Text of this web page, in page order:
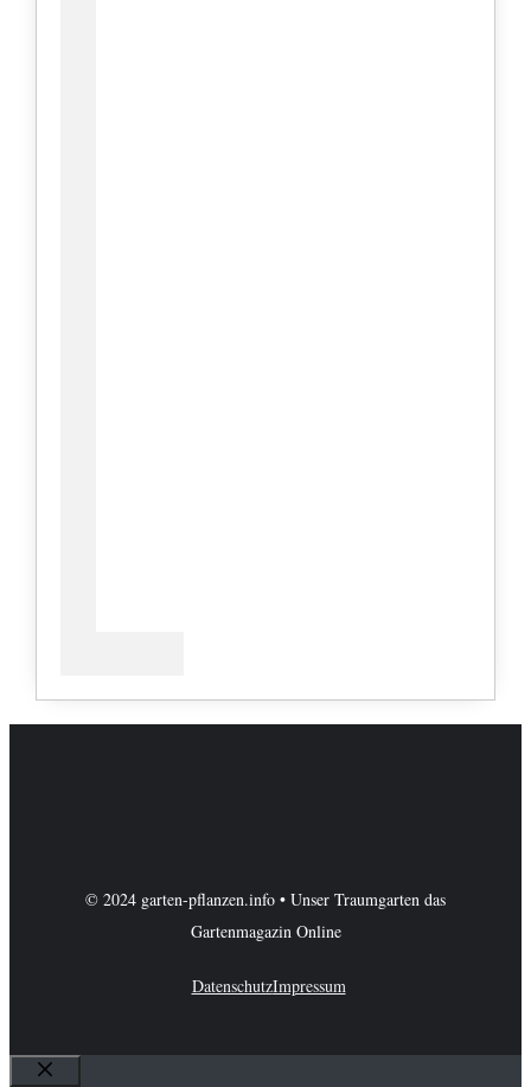
© 2024 garten-pflanzen.info • Unser Traumgarten das
Gartenmagazin Online
DatenschutzImpressum